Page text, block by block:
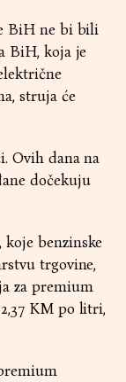
BiH ne bi bili
BiH, koja je
struja će
Ovih dana na
dočekuju
koje benzinske
trgovine,
za premium
KM po litri,